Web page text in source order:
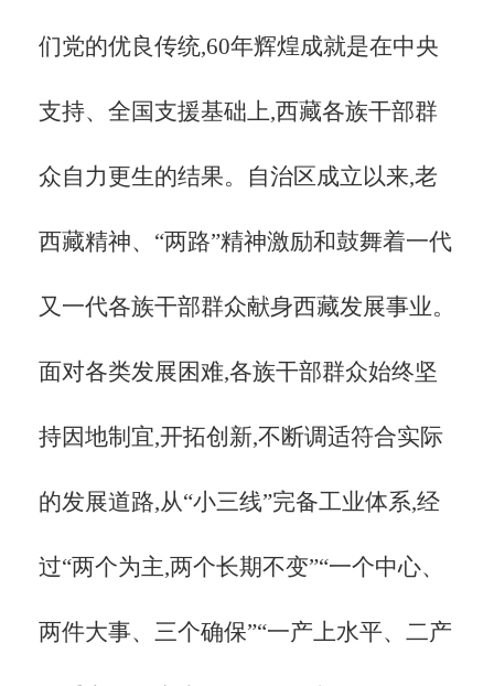
们党的优良传统,60年辉煌成就是在中央
支持、全国支援基础上,西藏各族干部群
众自力更生的结果。自治区成立以来,老
西藏精神、“两路”精神激励和鼓舞着一代
又一代各族干部群众献身西藏发展事业。
面对各类发展困难,各族干部群众始终坚
持因地制宜,开拓创新,不断调适符合实际
的发展道路,从“小三线”完备工业体系,经
过“两个为主,两个长期不变”“一个中心、
两件大事、三个确保”“一产上水平、二产